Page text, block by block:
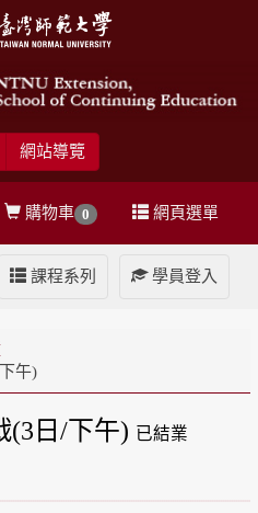
網站導覽
網頁選單
購物車 0
學員登入
課程系列
午)
(3日/下午) 已結業